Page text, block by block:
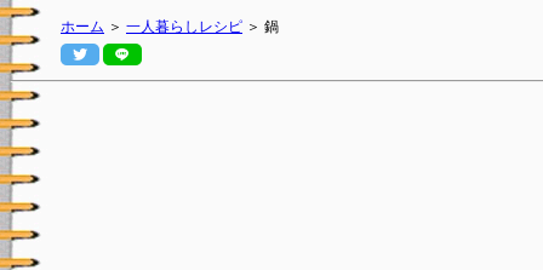
ホーム ＞ 一人暮らしレシピ ＞ 鍋